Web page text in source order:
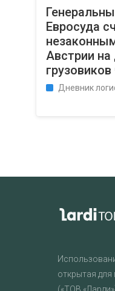
Евросуда
Австрии
Дневник
открытая